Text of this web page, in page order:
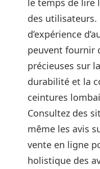
des utilisateurs.
d’expérience
peuvent fournir
précieuses sur
durabilité et la
ceintures
Consultez des
même les avis
vente en ligne
holistique des